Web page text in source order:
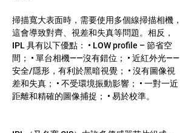
掃描寬大表面時，需要使用多個線掃描相機，
這會導致對齊、視差和失真等問題。相反，
IPL 具有以下優點： • LOW profile – 節省空
間； • 單台相機——沒有錯位； • 近紅外光——
安全/隱形，有利於黑暗視覺； • 沒有圖像視
差和失真； • 不受環境振動影響； • 一對一近
距離和精確的圖像捕捉； • 易於校準。